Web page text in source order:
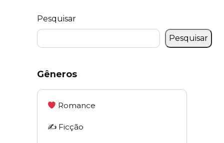
Pesquisar
Pesquisar
Gêneros
Romance
✍️ Ficção